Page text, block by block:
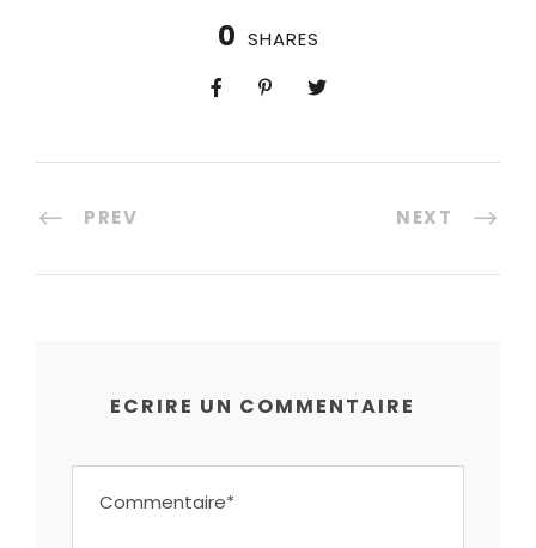
0 SHARES
PREV NEXT
ECRIRE UN COMMENTAIRE